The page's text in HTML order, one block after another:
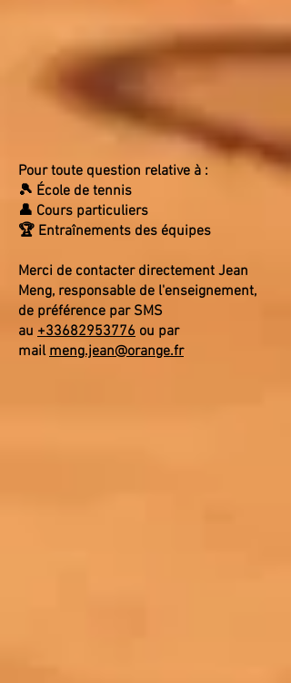
Pour toute question relative à :
🎾 École de tennis
👤 Cours particuliers
🏆 Entraînements des équipes
Merci de contacter directement Jean
Meng, responsable de l'enseignement,
de préférence par SMS
au +33682953776 ou par
mailmeng.jean@orange.fr